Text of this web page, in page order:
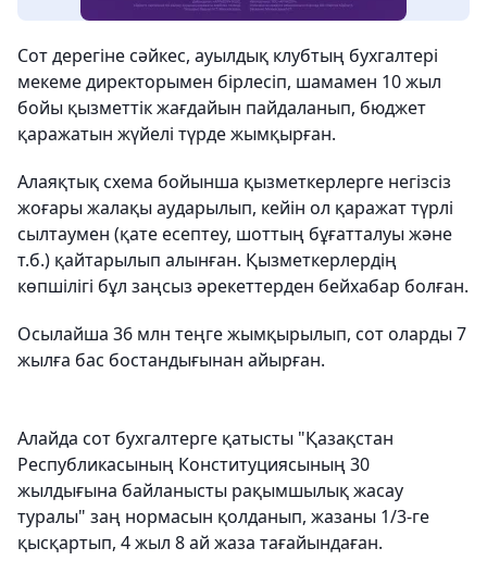
Сот дерегіне сәйкес, ауылдық клубтың бухгалтері
мекеме директорымен бірлесіп, шамамен 10 жыл
бойы қызметтік жағдайын пайдаланып, бюджет
қаражатын жүйелі түрде жымқырған.
Алаяқтық схема бойынша қызметкерлерге негізсіз
жоғары жалақы аударылып, кейін ол қаражат түрлі
сылтаумен (қате есептеу, шоттың бұғатталуы және
т.б.) қайтарылып алынған. Қызметкерлердің
көпшілігі бұл заңсыз әрекеттерден бейхабар болған.
Осылайша 36 млн теңге жымқырылып, сот оларды 7
жылға бас бостандығынан айырған.
Алайда сот бухгалтерге қатысты "Қазақстан
Республикасының Конституциясының 30
жылдығына байланысты рақымшылық жасау
туралы" заң нормасын қолданып, жазаны 1/3-ге
қысқартып, 4 жыл 8 ай жаза тағайындаған.